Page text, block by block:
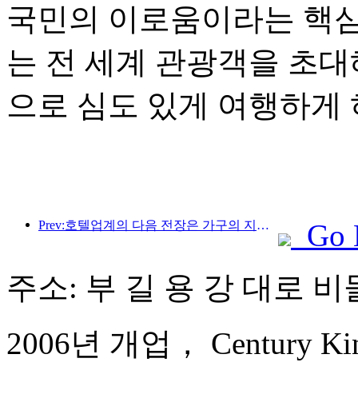
국민의 이로움이라는 핵
는 전 세계 관광객을 초
으로 심도 있게 여행하게
Prev:호텔업계의 다음 전장은 가구의 지속 가능한 유전자에 있다
Go
주소: 부 길 용 강 대로
2006년 개업， Century